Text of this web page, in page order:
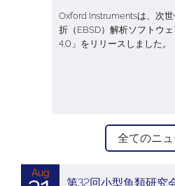
Oxford Instrumentsは、次
折（EBSD）解析ソフトウ
4.0」をリリースしました。
全てのニ
Aug
第32回小型魚類研究